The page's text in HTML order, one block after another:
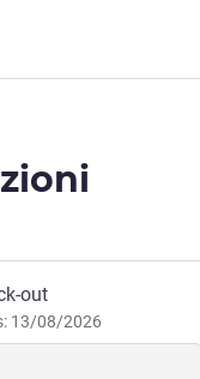
out
13/08/2026